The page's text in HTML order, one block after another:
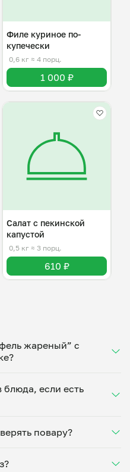
Филе куриное по-
купечески
0,6 кг ≈ 4 порц.
1 000 ₽
Салат с пекинской
капустой
0,5 кг ≈ 3 порц.
610 ₽
жареный” с
свежее
порции прямо с плиты.
в личном
связаться напрямую в
завтра.
если есть
специи, снизит
или напишите
готовятся
повару?
Каждый